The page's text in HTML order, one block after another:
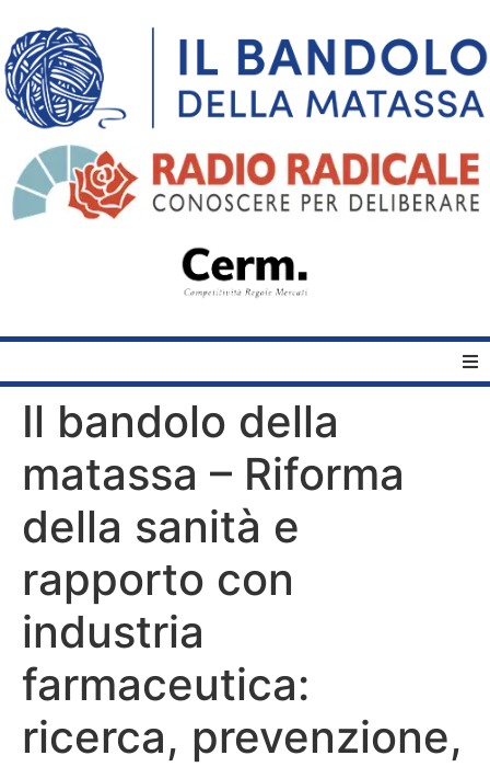
Home
Quelli del Bandolo
Bandolo
Connessioni
Fondazione CERM – Idee
Il bandolo della
matassa – Riforma
della sanità e
rapporto con
industria
farmaceutica:
ricerca, prevenzione,